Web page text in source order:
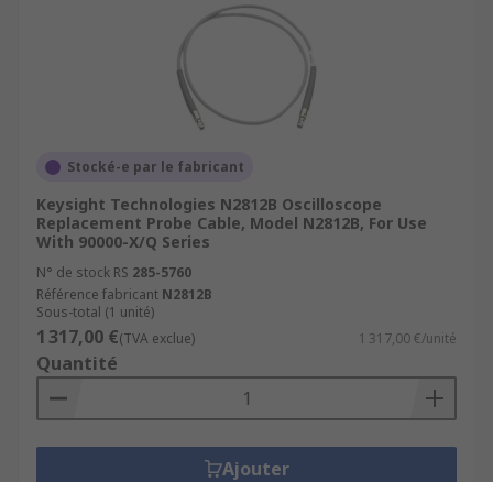
Stocké-e par le fabricant
Keysight Technologies N2812B Oscilloscope
Replacement Probe Cable, Model N2812B, For Use
With 90000-X/Q Series
N° de stock RS 285-5760
Référence fabricant N2812B
Sous-total (1 unité)
1 317,00 €(TVA exclue) 1 317,00 €/unité
Quantité
Ajouter